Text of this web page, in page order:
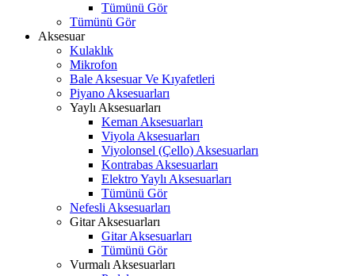
Tümünü Gör
Tümünü Gör
Aksesuar
Kulaklık
Mikrofon
Bale Aksesuar Ve Kıyafetleri
Piyano Aksesuarları
Yaylı Aksesuarları
Keman Aksesuarları
Viyola Aksesuarları
Viyolonsel (Çello) Aksesuarları
Kontrabas Aksesuarları
Elektro Yaylı Aksesuarları
Tümünü Gör
Nefesli Aksesuarları
Gitar Aksesuarları
Gitar Aksesuarları
Tümünü Gör
Vurmalı Aksesuarları